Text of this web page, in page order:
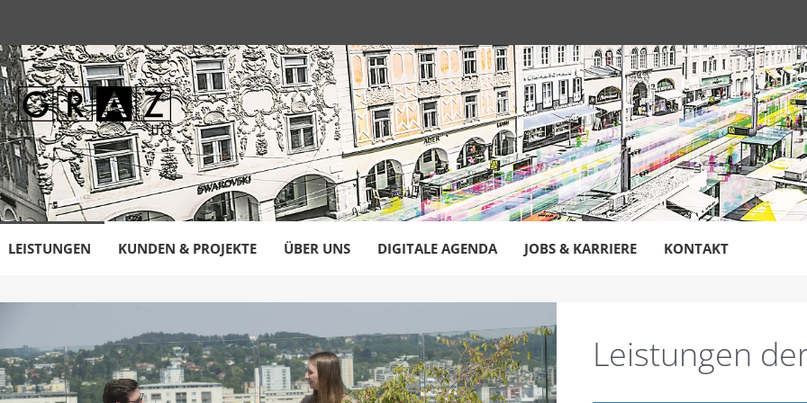
LEISTUNGEN KUNDEN & PROJEKTE ÜBER UNS DIGITALE AGENDA JOBS & KARRIERE KONTAKT
Leistungen